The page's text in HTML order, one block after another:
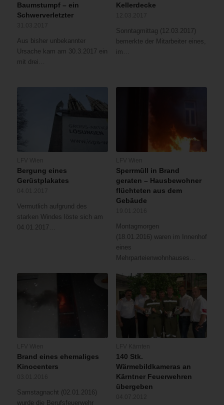
Baumstumpf – ein
Schwerverletzter
Aus bisher unbekannter
Ursache kam am 30.3.2017 ein
mit drei…
Kellerdecke
Sonntagmittag (12.03.2017)
bemerkte der Mitarbeiter eines,
im…
Bergung eines
Gerüstplakates
Vermutlich aufgrund des
starken Windes löste sich am
04.01.2017…
Sperrmüll in Brand
geraten – Hausbewohner
flüchteten aus dem
Gebäude
Montagmorgen
(18.01.2016) waren im Innenhof
eines
Mehrparteienwohnhauses…
Brand eines ehemaliges
Kinocenters
Samstagnacht (02.01.2016)
wurde die Berufsfeuerwehr
140 Stk.
Wärmebildkameras an
Kärntner Feuerwehren
übergeben